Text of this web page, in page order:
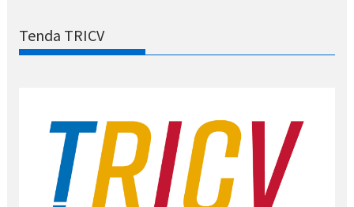
Tenda TRICV